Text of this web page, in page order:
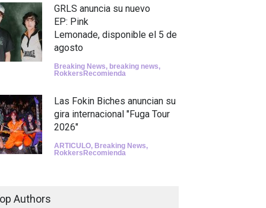
GRLS anuncia su nuevo
EP: Pink
Lemonade, disponible el 5 de
agosto
Breaking News, breaking news,
RokkersRecomienda
Las Fokin Biches anuncian su
gira internacional "Fuga Tour
2026"
ARTICULO, Breaking News,
RokkersRecomienda
Authors